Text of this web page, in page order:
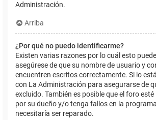
Administración.
Arriba
¿Por qué no puedo identificarme?
Existen varias razones por lo cuál esto
asegúrese de que su nombre de usuario y
encuentren escritos correctamente. Si lo
con La Administración para asegurarse de
excluido. También es posible que el foro
por su dueño y/o tenga fallos en la
necesitaría ser reparado.